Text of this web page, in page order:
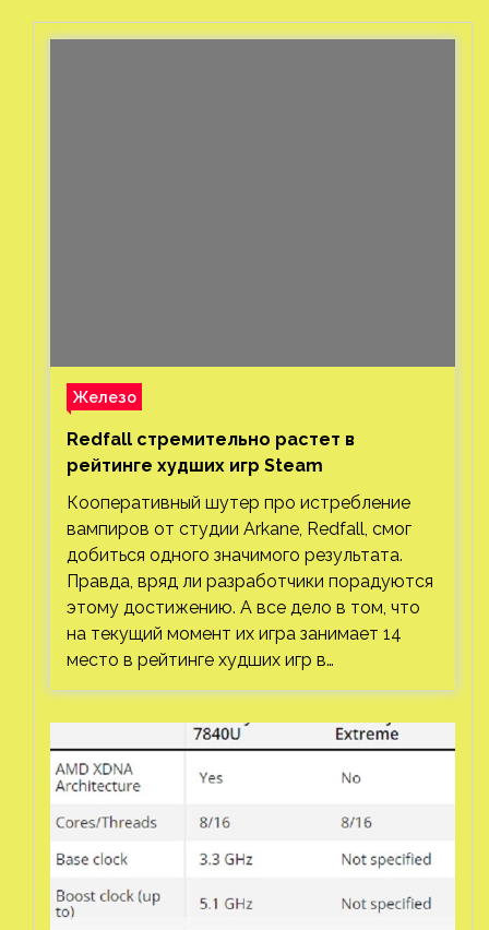
Железо
Redfall стремительно растет в
рейтинге худших игр Steam
Кооперативный шутер про истребление
вампиров от студии Arkane, Redfall, смог
добиться одного значимого результата.
Правда, вряд ли разработчики порадуются
этому достижению. А все дело в том, что
на текущий момент их игра занимает 14
место в рейтинге худших игр в…